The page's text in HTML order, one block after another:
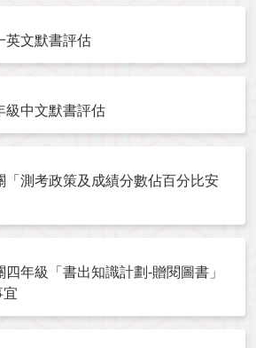
英文默書評估
級中文默書評估
「測考政策及成績分數佔百分比安
年級「書出知識計劃-贈閱圖書」
宜